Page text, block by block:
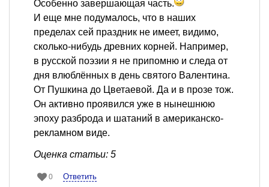
Особенно завершающая часть.
И еще мне подумалось, что в наших
пределах сей праздник не имеет, видимо,
сколько-нибудь древних корней. Например,
в русской поэзии я не припомню и следа от
дня влюблённых в день святого Валентина.
От Пушкина до Цветаевой. Да и в прозе тож.
Он активно проявился уже в нынешнюю
эпоху разброда и шатаний в американско-
рекламном виде.
Оценка статьи: 5
0 Ответить